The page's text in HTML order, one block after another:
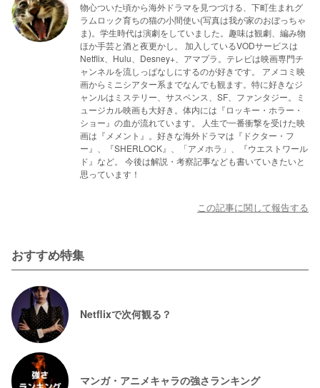
物心ついた頃から海外ドラマを見つづける、下町生まれグ
ラムロック育ちの猫の小間使い(写真は我が家のおぼっちゃ
ま)。学生時代は演劇をしていました。趣味は観劇、編み物
ほか手芸と酒と夜更かし。 加入しているVODサービスは
Netflix、Hulu、Desney+、アマプラ。テレビは映画専門チ
ャンネルを流しっぱなしにするのが好きです。 アメコミ映
画からミニシアター系までなんでも観ます。特に好きなジ
ャンルはミステリー、サスペンス、SF、ファンタジー。ミ
ュージカル映画も大好き。体内には『ロッキー・ホラー・
ショー』の血が流れています。 人生で一番衝撃を受けた映
画は『メメント』。好きな海外ドラマは『ドクター・フ
ー』、『SHERLOCK』、「アメホラ」、『ウエストワール
ド』など。 今後は解説・考察記事なども書いていきたいと
思っています！
この記事に関して報告する
おすすめ特集
Netflixで次何観る？
マンガ・アニメキャラの強さランキング